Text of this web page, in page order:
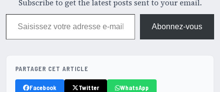
Subscribe to get the latest posts sent to your email.
Saisissez votre adresse e-mail…
Abonnez-vous
PARTAGER CET ARTICLE
Facebook Twitter WhatsApp